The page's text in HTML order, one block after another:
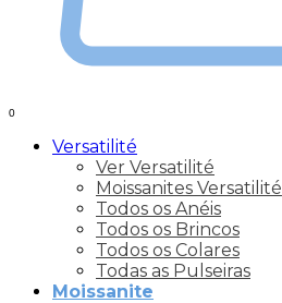
0
Versatilité
Ver Versatilité
Moissanites Versatilité
Todos os Anéis
Todos os Brincos
Todos os Colares
Todas as Pulseiras
Moissanite